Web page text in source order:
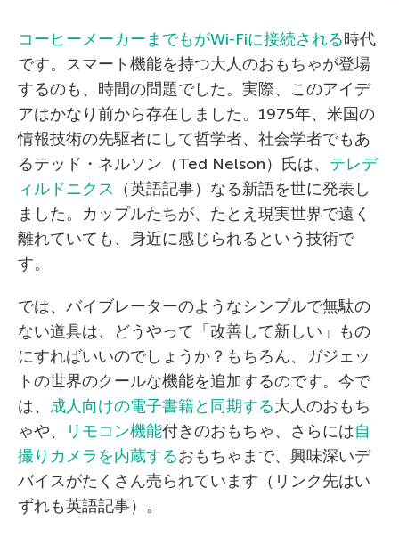
コーヒーメーカーまでもがWi-Fiに接続される時代
です。スマート機能を持つ大人のおもちゃが登場
するのも、時間の問題でした。実際、このアイデ
アはかなり前から存在しました。1975年、米国の
情報技術の先駆者にして哲学者、社会学者でもあ
るテッド・ネルソン（Ted Nelson）氏は、 テレデ
ィルドニクス （英語記事）なる新語を世に発表し
ました。カップルたちが、たとえ現実世界で遠く
離れていても、身近に感じられるという技術で
す。
では、バイブレーターのようなシンプルで無駄の
ない道具は、どうやって「改善して新しい」もの
にすればいいのでしょうか？もちろん、ガジェッ
トの世界のクールな機能を追加するのです。今で
は、 成人向けの電子書籍と同期する大人のおもち
ゃや、
リモコン機能付きのおもちゃ、さらには自
撮りカメラを内蔵するおもちゃまで、興味深いデ
バイスがたくさん売られています（リンク先はい
ずれも英語記事）。